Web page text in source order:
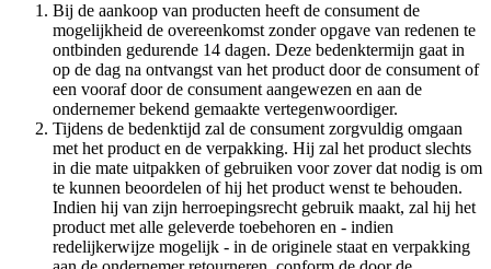
Bij de aankoop van producten heeft de consument de
mogelijkheid de overeenkomst zonder opgave van redenen te
ontbinden gedurende 14 dagen. Deze bedenktermijn gaat in
op de dag na ontvangst van het product door de consument of
een vooraf door de consument aangewezen en aan de
ondernemer bekend gemaakte vertegenwoordiger.
Tijdens de bedenktijd zal de consument zorgvuldig omgaan
met het product en de verpakking. Hij zal het product slechts
in die mate uitpakken of gebruiken voor zover dat nodig is om
te kunnen beoordelen of hij het product wenst te behouden.
Indien hij van zijn herroepingsrecht gebruik maakt, zal hij het
product met alle geleverde toebehoren en - indien
redelijkerwijze mogelijk - in de originele staat en verpakking